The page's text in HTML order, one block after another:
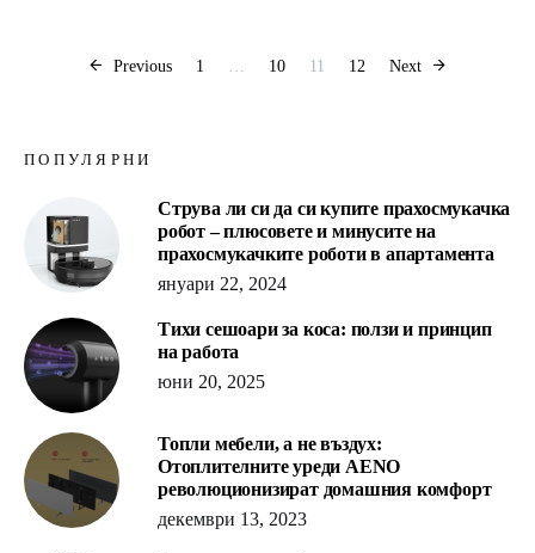
Разделяне на
Previous 1 … 10 11 12 Next
ПОПУЛЯРНИ
Струва ли си да си купите прахосмукачка
робот – плюсовете и минусите на
прахосмукачките роботи в апартамента
януари 22, 2024
Тихи сешоари за коса: ползи и принцип
на работа
юни 20, 2025
Топли мебели, а не въздух:
Отоплителните уреди AENO
революционизират домашния комфорт
декември 13, 2023